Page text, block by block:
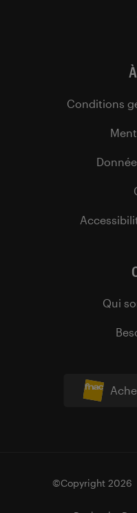
Conditions
Qui
©Copyright 2026